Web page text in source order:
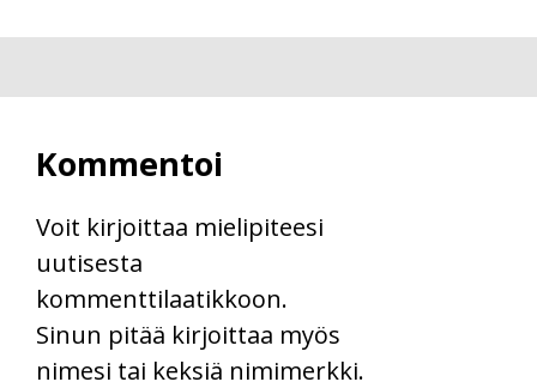
Kommentoi
Voit kirjoittaa mielipiteesi
uutisesta
kommenttilaatikkoon.
Sinun pitää kirjoittaa myös
nimesi tai keksiä nimimerkki.